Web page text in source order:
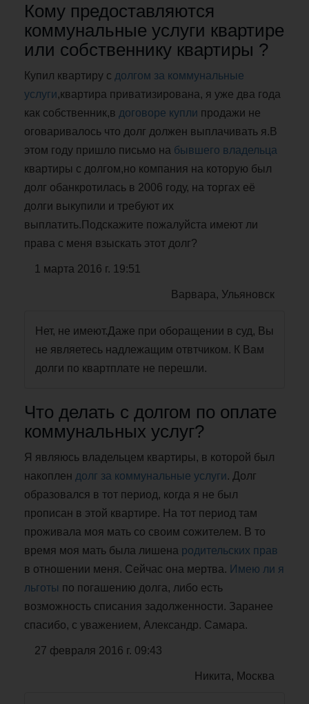
Кому предоставляются
коммунальные услуги квартире
или собственнику квартиры ?
Купил квартиру с долгом за коммунальные
услуги,квартира приватизирована, я уже два года
как собственник,в договоре купли продажи не
оговаривалось что долг должен выплачивать я.В
этом году пришло письмо на бывшего владельца
квартиры с долгом,но компания на которую был
долг обанкротилась в 2006 году, на торгах её
долги выкупили и требуют их
выплатить.Подскажите пожалуйста имеют ли
права с меня взыскать этот долг?
1 марта 2016 г. 19:51
Варвара, Ульяновск
Нет, не имеют.Даже при оборащении в суд, Вы
не являетесь надлежащим отвтчиком. К Вам
долги по квартплате не перешли.
Что делать с долгом по оплате
коммунальных услуг?
Я являюсь владельцем квартиры, в которой был
накоплен долг за коммунальные услуги. Долг
образовался в тот период, когда я не был
прописан в этой квартире. На тот период там
проживала моя мать со своим сожителем. В то
время моя мать была лишена родительских прав
в отношении меня. Сейчас она мертва. Имею ли я
льготы по погашению долга, либо есть
возможность списания задолженности. Заранее
спасибо, с уважением, Александр. Самара.
27 февраля 2016 г. 09:43
Никита, Москва